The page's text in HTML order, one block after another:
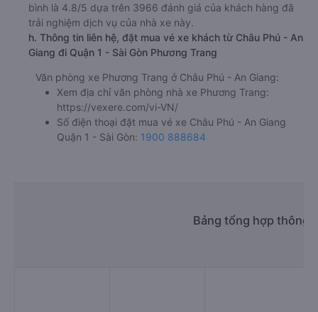
bình là 4.8/5 dựa trên 3966 đánh giá của khách hàng đã
trải nghiệm dịch vụ của nhà xe này.
h. Thông tin liên hệ, đặt mua vé xe khách từ Châu Phú - An
Giang đi Quận 1 - Sài Gòn Phương Trang
Văn phòng xe Phương Trang ở Châu Phú - An Giang:
Xem địa chỉ văn phòng nhà xe Phương Trang:
https://vexere.com/vi-VN/
Số điện thoại đặt mua vé xe Châu Phú - An Giang
Quận 1 - Sài Gòn: 1900 888684
Bảng tổng hợp thông